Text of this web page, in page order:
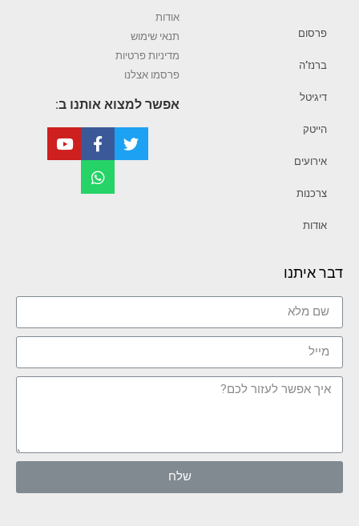
פרסום
ברנז’ה
דיגיטל
הייטק
אירועים
צרכנות
אודות
אודות
תנאי שימוש
מדיניות פרטיות
פרסמו אצלנו
אפשר למצוא אותנו ב:
דבר איתנו
שלח